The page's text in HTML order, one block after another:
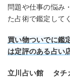
問題や仕事の悩み
た占術で鑑定して
買い物ついでに鑑
は定評のある占い
立川占い館 タチ